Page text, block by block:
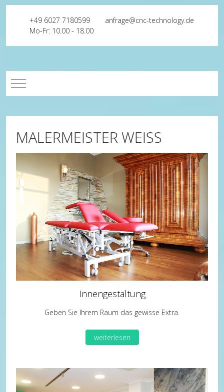
+49 6027 7180599
anfrage@cnc-technology.de
Mo-Fr: 10.00 - 18.00
Mobile Menu Toggle
MALERMEISTER WEISS
Innengestaltung
Geben Sie Ihrem Raum das gewisse Extra.
weiterlesen